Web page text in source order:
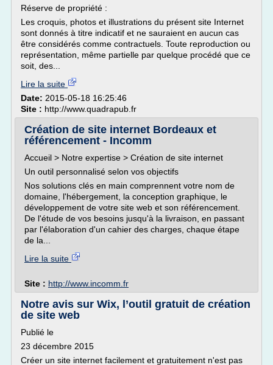
Réserve de propriété :
Les croquis, photos et illustrations du présent site Internet
sont donnés à titre indicatif et ne sauraient en aucun cas
être considérés comme contractuels. Toute reproduction ou
représentation, même partielle par quelque procédé que ce
soit, des...
Lire la suite
Date: 2015-05-18 16:25:46
Site : http://www.quadrapub.fr
Création de site internet Bordeaux et
référencement - Incomm
Accueil > Notre expertise > Création de site internet
Un outil personnalisé selon vos objectifs
Nos solutions clés en main comprennent votre nom de
domaine, l'hébergement, la conception graphique, le
développement de votre site web et son référencement.
De l'étude de vos besoins jusqu'à la livraison, en passant
par l'élaboration d'un cahier des charges, chaque étape
de la...
Lire la suite
Site : http://www.incomm.fr
Notre avis sur Wix, l’outil gratuit de création
de site web
Publié le
23 décembre 2015
Créer un site internet facilement et gratuitement n'est pas